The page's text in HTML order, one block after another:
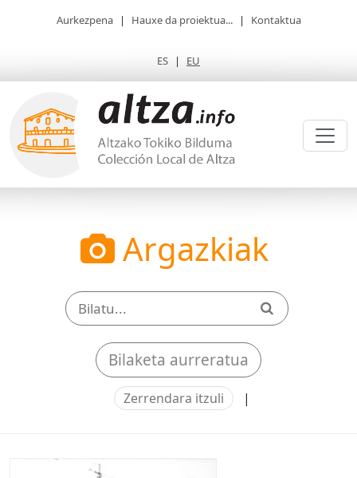
Aurkezpena | Hauxe da proiektua... | Kontaktua
ES | EU
Argazkiak
Bilaketa aurreratua
Zerrendara itzuli |